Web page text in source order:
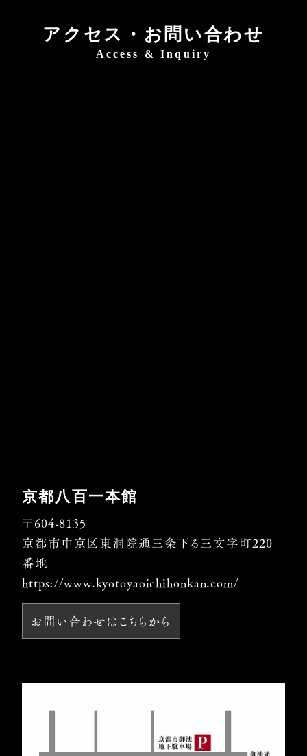
アクセス・お問い合わせ
Access & Inquiry
京都八百一本館
〒604-8135
京都市中京区東洞院通三条下る三文字町220
番地
https://www.kyotoyaoichihonkan.com/
お問い合わせはこちらから